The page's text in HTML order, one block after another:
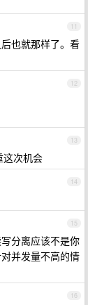
11
也就那样了。看
12
13
这次机会
14
15
分离应该不是你
并发量不高的情
16